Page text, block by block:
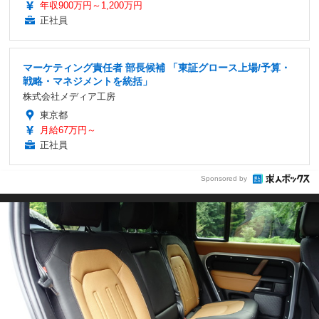
年収900万円～1,200万円
正社員
マーケティング責任者 部長候補 「東証グロース上場/予算・
戦略・マネジメントを統括」
株式会社メディア工房
東京都
月給67万円～
正社員
Sponsored by